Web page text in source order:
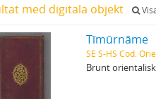
med digitala objekt
Tīmūrnāme
SE S-HS Cod.
Brunt